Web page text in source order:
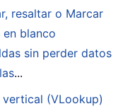
resaltar o Marcar
en blanco
sin perder datos
...
vertical (VLookup)